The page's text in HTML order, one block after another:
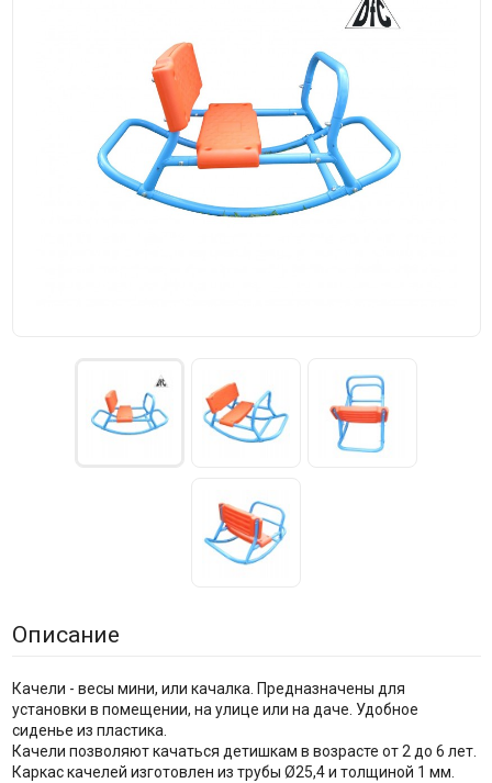
Описание
Качели - весы мини, или качалка. Предназначены для
установки в помещении, на улице или на даче. Удобное
сиденье из пластика.
Качели позволяют качаться детишкам в возрасте от 2 до 6 лет.
Каркас качелей изготовлен из трубы Ø25,4 и толщиной 1 мм.